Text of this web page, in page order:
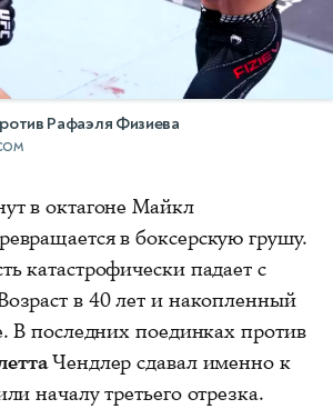
Рафаэля Физиева
в октагоне Майкл
в боксерскую грушу.
катастрофически падает с
в 40 лет и накопленный
В последних поединках против
Чендлер сдавал именно к
началу третьего отрезка.